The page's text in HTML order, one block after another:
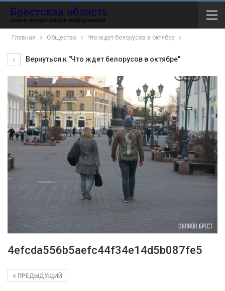
Главная Общество Что ждет белорусов в октябре
Вернуться к "Что ждет белорусов в октябре"
4efcda556b5aefc44f34e14d5b087fe5
ПРЕДЫДУЩИЙ